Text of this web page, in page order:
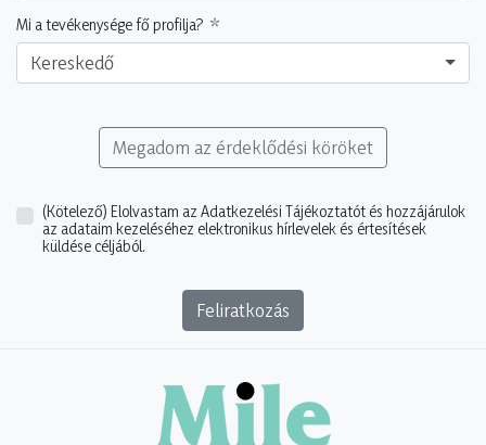
Mi a tevékenysége fő profilja?
Kereskedő
Megadom az érdeklődési köröket
(Kötelező) Elolvastam az Adatkezelési Tájékoztatót és hozzájárulok
az adataim kezeléséhez elektronikus hírlevelek és értesítések
küldése céljából.
Feliratkozás